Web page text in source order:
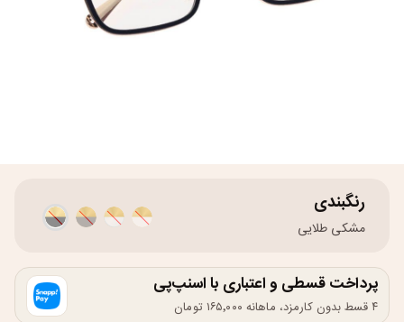
رنگبندی
مشکی طلایی
پرداخت قسطی و اعتباری با اسنپ‌پی
۴ قسط بدون کارمزد، ماهانه ۱۶۵٬۰۰۰ تومان